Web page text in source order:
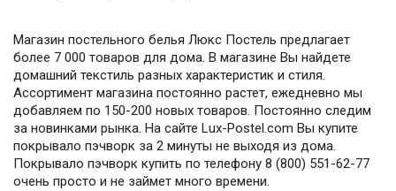
Магазин постельного белья Люкс Постель предлагает
более 7 000 товаров для дома. В магазине Вы найдете
домашний текстиль разных характеристик и стиля.
Ассортимент магазина постоянно растет, ежедневно мы
добавляем по 150-200 новых товаров. Постоянно следим
за новинками рынка. На сайте Lux-Postel.com Вы купите
покрывало пэчворк за 2 минуты не выходя из дома.
Покрывало пэчворк купить по телефону 8 (800) 551-62-77
очень просто и не займет много времени.